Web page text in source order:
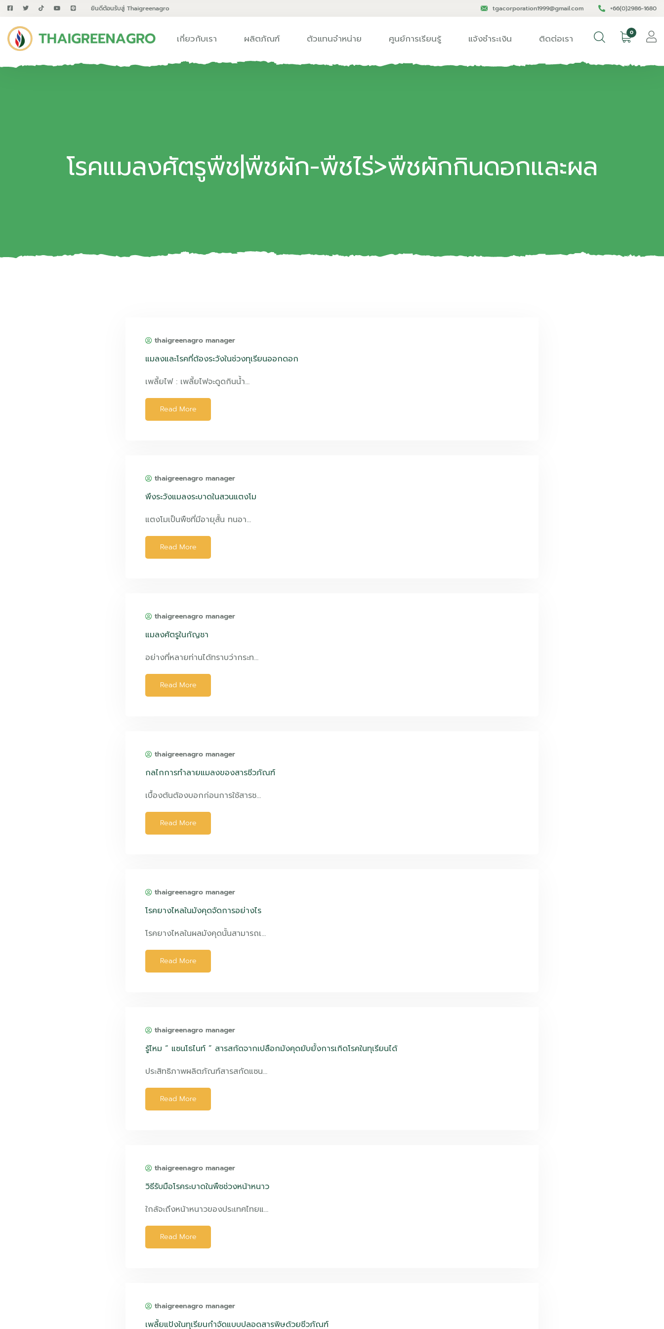
ยินดีต้อนรับสู่ Thaigreenagro tgacorporation1999@gmail.com +66(0)2986-1680
เกี่ยวกับเรา ผลิตภัณฑ์ ตัวแทนจำหน่าย ศูนย์การเรียนรู้ แจ้งชำระเงิน ติดต่อเรา 0
โรคแมลงศัตรูพืช|พืชผัก-พืชไร่>พืชผักกินดอกและผล
thaigreenagro manager
แมลงและโรคที่ต้องระวังในช่วงทุเรียนออกดอก
เพลี้ยไฟ : เพลี้ยไฟจะดูดกินน้ำ…
Read More
thaigreenagro manager
พึงระวังแมลงระบาดในสวนแตงโม
แตงโมเป็นพืชที่มีอายุสั้น ทนอา…
Read More
thaigreenagro manager
แมลงศัตรูในกัญชา
อย่างที่หลายท่านได้ทราบว่ากระท…
Read More
thaigreenagro manager
กลไกการทำลายแมลงของสารชีวภัณฑ์
เบื้องต้นต้องบอกก่อนการใช้สารช…
Read More
thaigreenagro manager
โรคยางไหลในมังคุดจัดการอย่างไร
โรคยางไหลในผลมังคุดนั้นสามารถเ…
Read More
thaigreenagro manager
รู้ไหม “ แซนโธไนท์ ” สารสกัดจากเปลือกมังคุดยับยั้งการเกิดโรคในทุเรียนได้
ประสิทธิภาพผลิตภัณฑ์สารสกัดแซน…
Read More
thaigreenagro manager
วิธีรับมือโรคระบาดในพืชช่วงหน้าหนาว
ใกล้จะถึงหน้าหนาวของประเทศไทยแ…
Read More
thaigreenagro manager
เพลี้ยแป้งในทุเรียนกำจัดแบบปลอดสารพิษด้วยชีวภัณฑ์